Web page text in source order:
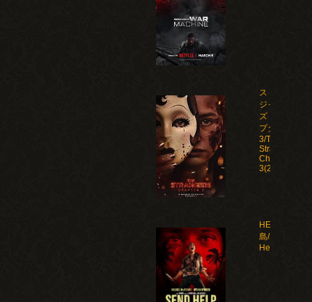
ストレン
ジャー
ズ：チャ
プター
3/The
Strangers:
Chapter
3(2026)
HELP 復讐
島/Send
Help(2026)